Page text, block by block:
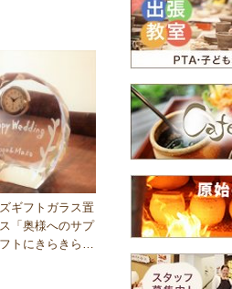
ギフトガラス置
「奥様へのサプ
トにきらきらガ